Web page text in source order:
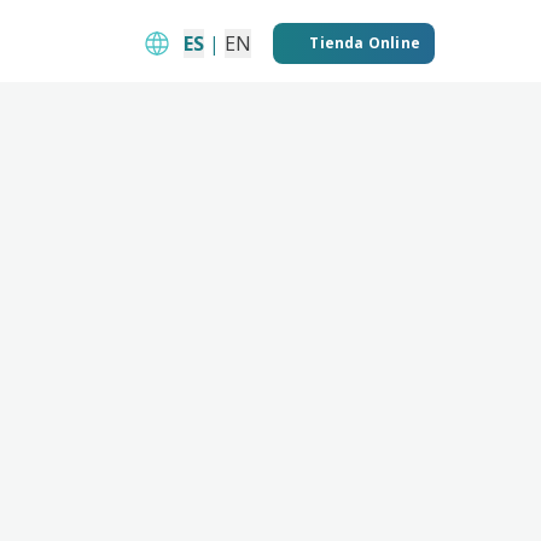
ES | EN Tienda Online